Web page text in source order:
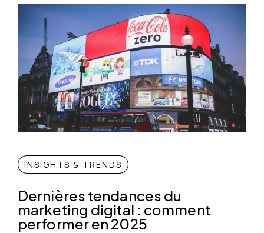
INSIGHTS & TRENDS
Dernières tendances du
marketing digital : comment
performer en 2025